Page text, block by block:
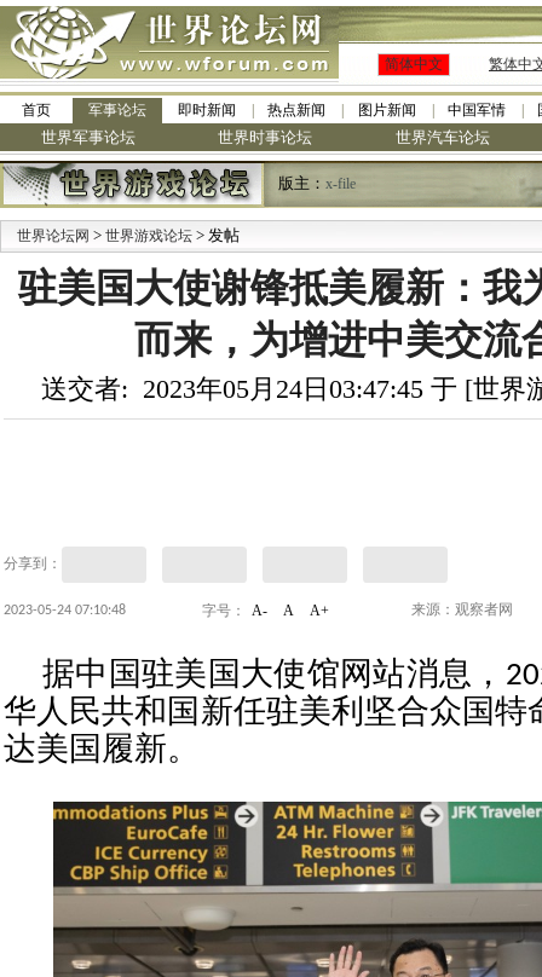
简体中文 繁体中
首页 军事论坛 即时新闻 热点新闻 图片新闻 中国军情
世界军事论坛 世界时事论坛 世界汽车论坛
版主： x-file
世界论坛网 > 世界游戏论坛 > 发帖
驻美国大使谢锋抵美履新：我
而来，为增进中美交流
送交者: 2023年05月24日03:47:45 于 [世
分享到：
2023-05-24 07:10:48 字号： A- A A+ 来源：观察者网
据中国驻美国大使馆网站消息，
华人民共和国新任驻美利坚合众国特
达美国履新。